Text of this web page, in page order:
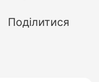
Поділитися